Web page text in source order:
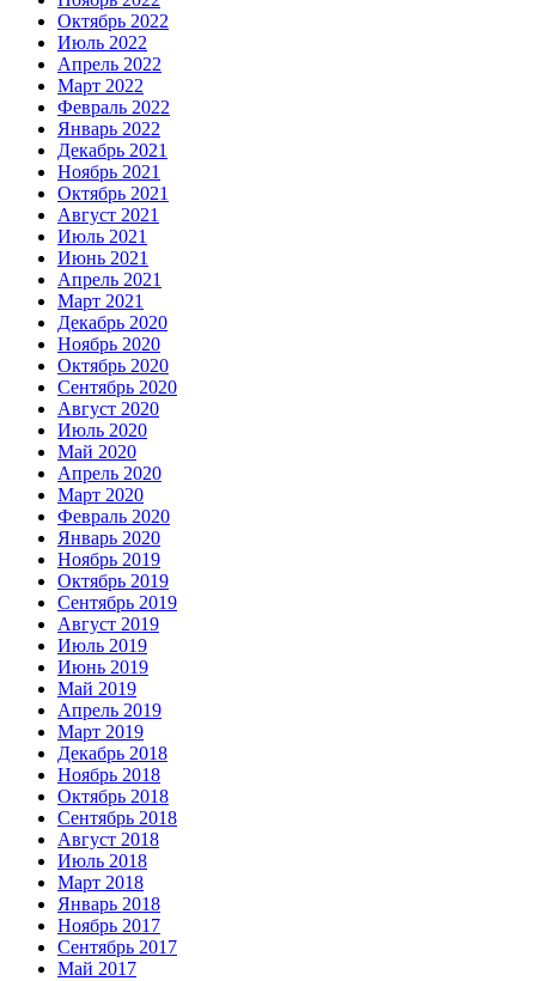
Октябрь 2022
Июль 2022
Апрель 2022
Март 2022
Февраль 2022
Январь 2022
Декабрь 2021
Ноябрь 2021
Октябрь 2021
Август 2021
Июль 2021
Июнь 2021
Апрель 2021
Март 2021
Декабрь 2020
Ноябрь 2020
Октябрь 2020
Сентябрь 2020
Август 2020
Июль 2020
Май 2020
Апрель 2020
Март 2020
Февраль 2020
Январь 2020
Ноябрь 2019
Октябрь 2019
Сентябрь 2019
Август 2019
Июль 2019
Июнь 2019
Май 2019
Апрель 2019
Март 2019
Декабрь 2018
Ноябрь 2018
Октябрь 2018
Сентябрь 2018
Август 2018
Июль 2018
Март 2018
Январь 2018
Ноябрь 2017
Сентябрь 2017
Май 2017